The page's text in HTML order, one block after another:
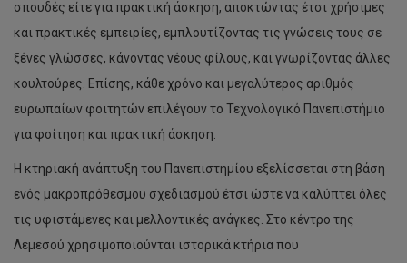
σπουδές είτε για πρακτική άσκηση, αποκτώντας έτσι χρήσιμες
και πρακτικές εμπειρίες, εμπλουτίζοντας τις γνώσεις τους σε
ξένες γλώσσες, κάνοντας νέους φίλους, και γνωρίζοντας άλλες
κουλτούρες. Επίσης, κάθε χρόνο και μεγαλύτερος αριθμός
ευρωπαίων φοιτητών επιλέγουν το Τεχνολογικό Πανεπιστήμιο
για φοίτηση και πρακτική άσκηση.
Η κτηριακή ανάπτυξη του Πανεπιστημίου εξελίσσεται στη βάση
ενός μακροπρόθεσμου σχεδιασμού έτσι ώστε να καλύπτει όλες
τις υφιστάμενες και μελλοντικές ανάγκες. Στο κέντρο της
Λεμεσού χρησιμοποιούνται ιστορικά κτήρια που